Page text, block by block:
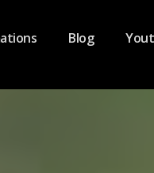
Blog